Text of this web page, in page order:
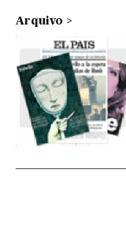
Arquivo